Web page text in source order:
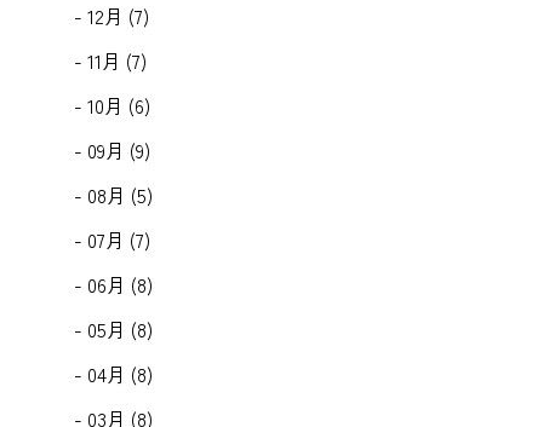
- 12月 (7)
- 11月 (7)
- 10月 (6)
- 09月 (9)
- 08月 (5)
- 07月 (7)
- 06月 (8)
- 05月 (8)
- 04月 (8)
- 03月 (8)